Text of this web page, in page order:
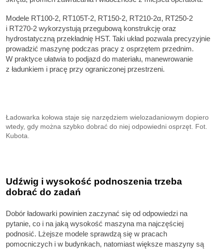
Modele RT100-2, RT105T-2, RT150-2, RT210-2α, RT250-2
i RT270-2 wykorzystują przegubową konstrukcję oraz
hydrostatyczną przekładnię HST. Taki układ pozwala precyzyjnie
prowadzić maszynę podczas pracy z osprzętem przednim.
W praktyce ułatwia to podjazd do materiału, manewrowanie
z ładunkiem i pracę przy ograniczonej przestrzeni.
Ładowarka kołowa staje się narzędziem wielozadaniowym dopiero
wtedy, gdy można szybko dobrać do niej odpowiedni osprzęt. Fot.
Kubota.
Udźwig i wysokość podnoszenia trzeba
dobrać do zadań
Dobór ładowarki powinien zaczynać się od odpowiedzi na
pytanie, co i na jaką wysokość maszyna ma najczęściej
podnosić. Lżejsze modele sprawdzą się w pracach
pomocniczych i w budynkach, natomiast większe maszyny są